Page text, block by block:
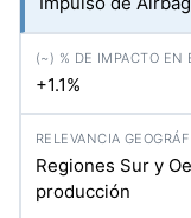
+1.1%
Regiones Sur y
producción